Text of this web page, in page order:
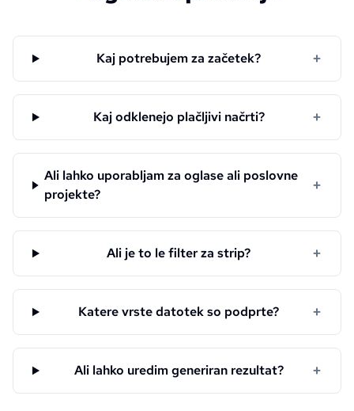
Kaj potrebujem za začetek? +
Kaj odklenejo plačljivi načrti? +
Ali lahko uporabljam za oglase ali poslovne
projekte?
+
Ali je to le filter za strip? +
Katere vrste datotek so podprte? +
Ali lahko uredim generiran rezultat? +